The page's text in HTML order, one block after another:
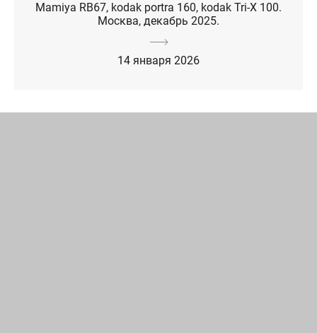
Mamiya RB67, kodak portra 160, kodak Tri-X 100.
Москва, декабрь 2025.
14 января 2026